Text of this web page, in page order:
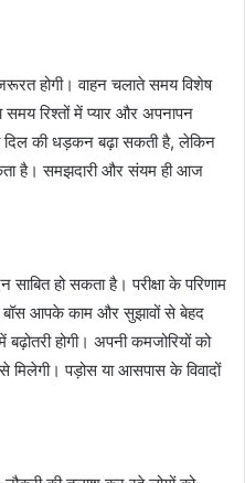
होगी। वाहन चलाते समय विशेष
समय रिश्तों में प्यार और अपनापन
दिल की धड़कन बढ़ा सकती है, लेकिन
है। समझदारी और संयम ही आज
साबित हो सकता है। परीक्षा के परिणाम
आपके काम और सुझावों से बेहद
होगी। अपनी कमजोरियों को
पड़ोस या आसपास के विवादों